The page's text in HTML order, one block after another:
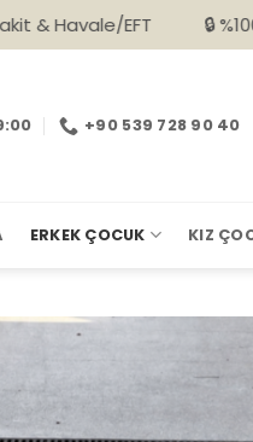
EFT 🔒 %100 Güvenli
+90 539 728 90 40
ERKEK ÇOCUK KIZ